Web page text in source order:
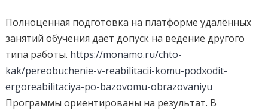
Полноценная подготовка на платформе удалённых
занятий обучения дает допуск на ведение другого
типа работы. https://monamo.ru/chto-
kak/pereobuchenie-v-reabilitacii-komu-podxodit-
ergoreabilitaciya-po-bazovomu-obrazovaniyu
Программы ориентированы на результат. В